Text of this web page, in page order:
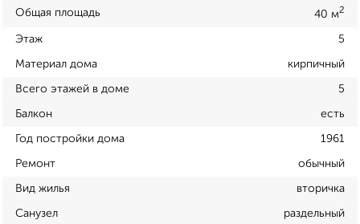
Общая площадь 40 м2
Этаж 5
Материал дома кирпичный
Всего этажей в доме 5
Балкон есть
Год постройки дома 1961
Ремонт обычный
Вид жилья вторичка
Санузел раздельный